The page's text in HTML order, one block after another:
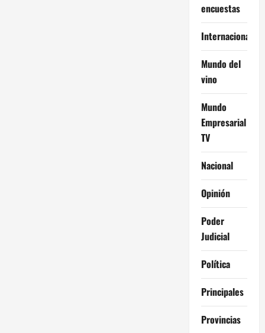
encuestas
Internacional
Mundo del
vino
Mundo
Empresarial
TV
Nacional
Opinión
Poder
Judicial
Política
Principales
Provincias